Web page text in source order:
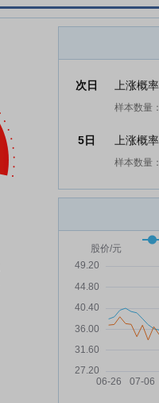
次日 上涨概
样本数量
5日 上涨概
样本数量